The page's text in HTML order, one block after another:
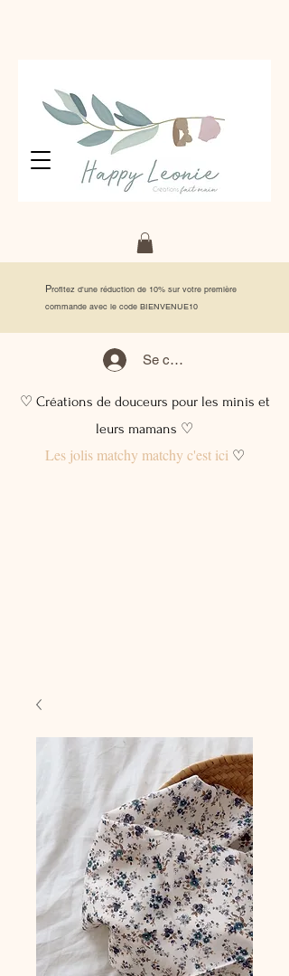
Profitez d'une réduction de 10% sur votre première
commande avec le code BIENVENUE10
Se connecter
♡ Créations de douceurs pour les minis et
leurs mamans ♡
Les jolis matchy matchy c'est ici♡